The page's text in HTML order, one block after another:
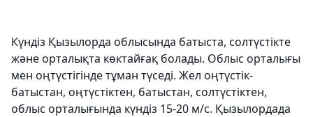
Күндіз Қызылорда облысында батыста, солтүстікте
және орталықта көктайғақ болады. Облыс орталығы
мен оңтүстігінде тұман түседі. Жел оңтүстік-
батыстан, оңтүстіктен, батыстан, солтүстіктен,
облыс орталығында күндіз 15-20 м/с. Қызылордада